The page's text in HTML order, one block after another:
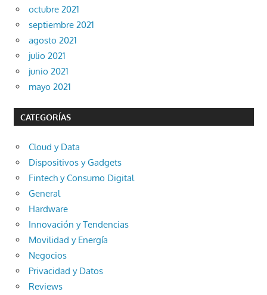
octubre 2021
septiembre 2021
agosto 2021
julio 2021
junio 2021
mayo 2021
CATEGORÍAS
Cloud y Data
Dispositivos y Gadgets
Fintech y Consumo Digital
General
Hardware
Innovación y Tendencias
Movilidad y Energía
Negocios
Privacidad y Datos
Reviews